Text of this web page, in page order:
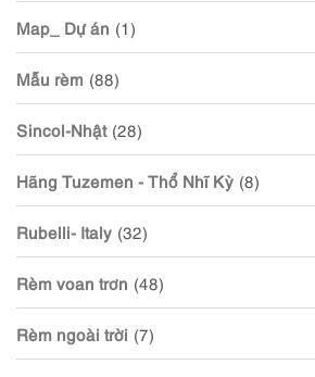
Map_ Dự án (1)
Mẫu rèm (88)
Sincol-Nhật (28)
Hãng Tuzemen - Thổ Nhĩ Kỳ (8)
Rubelli- Italy (32)
Rèm voan trơn (48)
Rèm ngoài trời (7)